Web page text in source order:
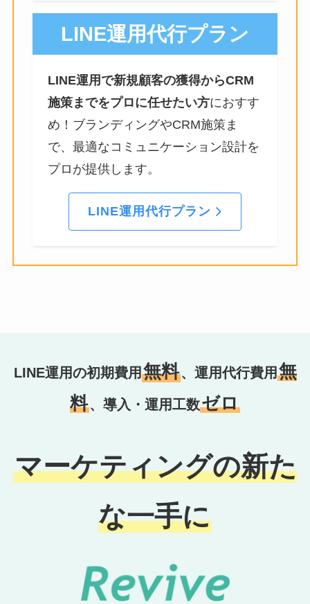
LINE運用代行プラン
LINE運用で新規顧客の獲得からCRM
施策までをプロに任せたい方におすす
め！ブランディングやCRM施策ま
で、最適なコミュニケーション設計を
プロが提供します。
LINE運用代行プラン
LINE運用の初期費用 無料、運用代行費用 無
料、導入・運用工数ゼロ
マーケティングの新た
な一手に